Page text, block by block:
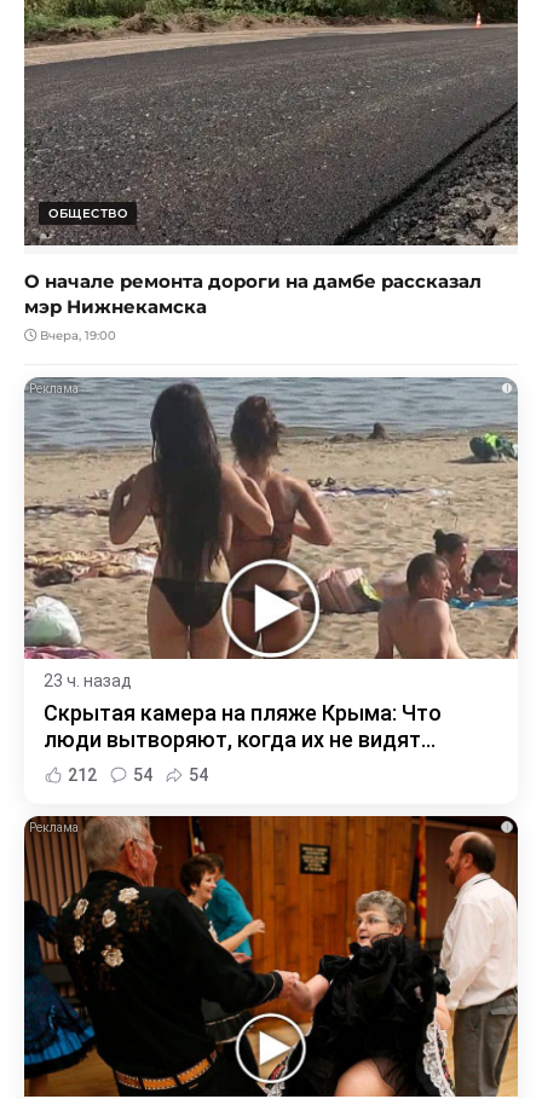
ОБЩЕСТВО
О начале ремонта дороги на дамбе рассказал
мэр Нижнекамска
Вчера, 19:00
i
23 ч. назад
Скрытая камера на пляже Крыма: Что
люди вытворяют, когда их не видят...
212 54 54
i